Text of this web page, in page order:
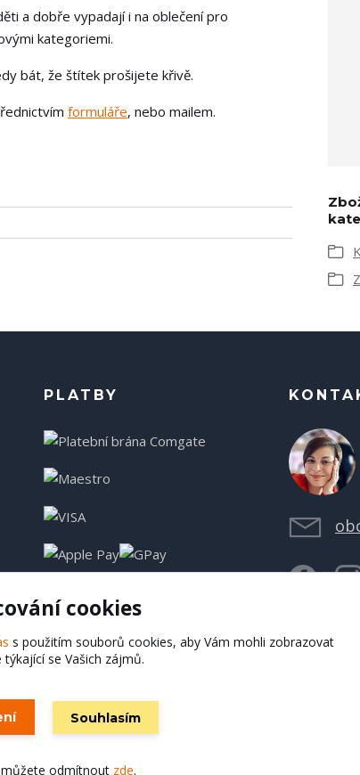
a dobře vypadají i na oblečení pro
kategoriemi.
bát, že štítek prošijete křivě.
formuláře, nebo mailem.
PLATBY
Hadladla.cz
cookies
s použitím souborů cookies, aby Vám mohli zobrazovat
se Vašich zájmů.
Souhlasím
odmítnout zde.